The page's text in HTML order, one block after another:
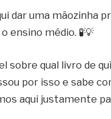
dar uma mãozinha
ensino médio. 🧪💡
sobre qual livro de
por isso e sabe
aqui justamente